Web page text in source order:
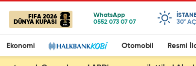
FIFA 2026
DÜNYA KUPASI
30°
Ekonomi Otomobil Resmi